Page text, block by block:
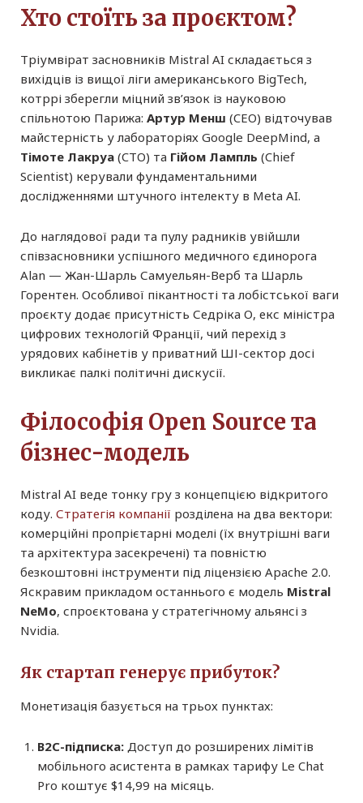
Хто стоїть за проєктом?
Тріумвірат засновників Mistral AI складається з
вихідців із вищої ліги американського BigTech,
котррі зберегли міцний зв’язок із науковою
спільнотою Парижа: Артур Менш (CEO) відточував
майстерність у лабораторіях Google DeepMind, а
Тімоте Лакруа (CTO) та Гійом Лампль (Chief
Scientist) керували фундаментальними
дослідженнями штучного інтелекту в Meta AI.
До наглядової ради та пулу радників увійшли
співзасновники успішного медичного єдинорога
Alan — Жан-Шарль Самуельян-Верб та Шарль
Горентен. Особливої пікантності та лобістської ваги
проєкту додає присутність Седріка О, екс міністра
цифрових технологій Франції, чий перехід з
урядових кабінетів у приватний ШІ-сектор досі
викликає палкі політичні дискусії.
Філософія Open Source та
бізнес-модель
Mistral AI веде тонку гру з концепцією відкритого
коду. Стратегія компанії розділена на два вектори:
комерційні пропрієтарні моделі (їх внутрішні ваги
та архітектура засекречені) та повністю
безкоштовні інструменти під ліцензією Apache 2.0.
Яскравим прикладом останнього є модель Mistral
NeMo, спроєктована у стратегічному альянсі з
Nvidia.
Як стартап генерує прибуток?
Монетизація базується на трьох пунктах:
B2C-підписка: Доступ до розширених лімітів
мобільного асистента в рамках тарифу Le Chat
Pro коштує $14,99 на місяць.